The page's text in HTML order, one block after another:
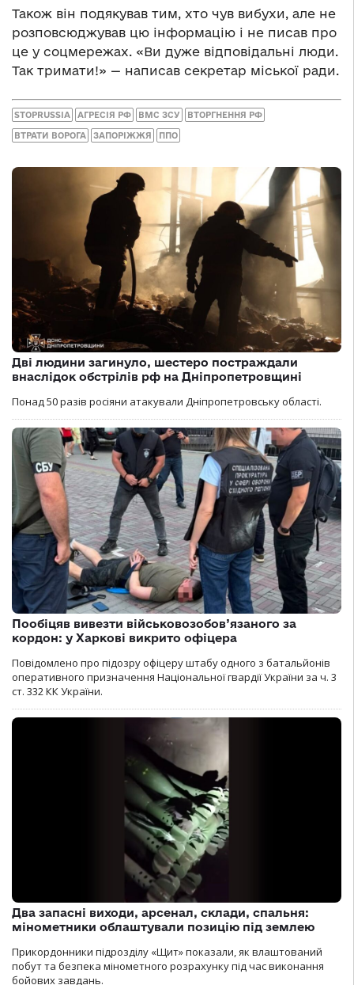
Також він подякував тим, хто чув вибухи, але не
розповсюджував цю інформацію і не писав про
це у соцмережах. «Ви дуже відповідальні люди.
Так тримати!» — написав секретар міської ради.
STOPRUSSIA АГРЕСІЯ РФ ВМС ЗСУ ВТОРГНЕННЯ РФ
ВТРАТИ ВОРОГА ЗАПОРІЖЖЯ ППО
Дві людини загинуло, шестеро постраждали
внаслідок обстрілів рф на Дніпропетровщині
Понад 50 разів росіяни атакували Дніпропетровську області.
Пообіцяв вивезти військовозобов’язаного за
кордон: у Харкові викрито офіцера
Повідомлено про підозру офіцеру штабу одного з батальйонів
оперативного призначення Національної гвардії України за ч. 3
ст. 332 КК України.
Два запасні виходи, арсенал, склади, спальня:
мінометники облаштували позицію під землею
Прикордонники підрозділу «Щит» показали, як влаштований
побут та безпека мінометного розрахунку під час виконання
бойових завдань.